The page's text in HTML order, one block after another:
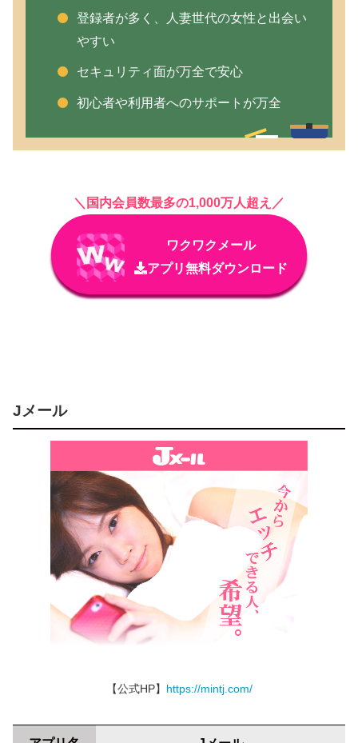
登録者が多く、人妻世代の女性と出会い
やすい
セキュリティ面が万全で安心
初心者や利用者へのサポートが万全
＼国内会員数最多の1,000万人超え／
ワクワクメール
アプリ無料ダウンロード
Jメール
【公式HP】 https://mintj.com/